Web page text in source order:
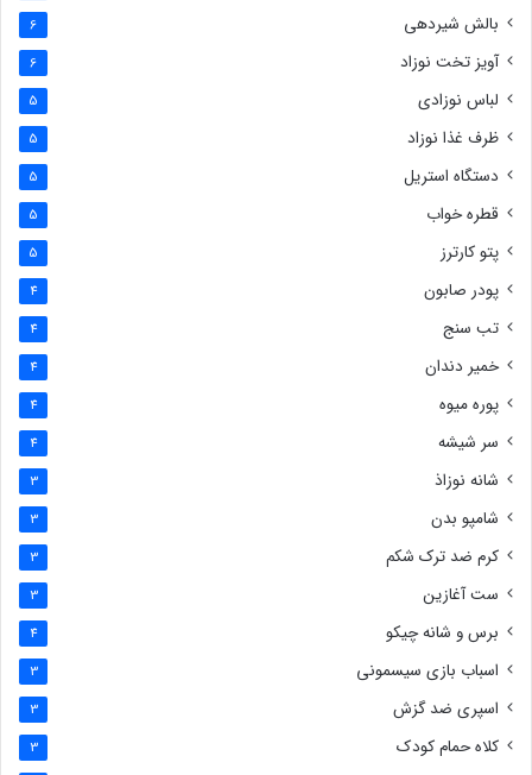
بالش شیردهی 6
آویز تخت نوزاد 6
لباس نوزادی 5
ظرف غذا نوزاد 5
دستگاه استریل 5
قطره خواب 5
پتو کارترز 5
پودر صابون 4
تب سنج 4
خمیر دندان 4
پوره میوه 4
سر شیشه 4
شانه نوزاذ 3
شامپو بدن 3
کرم ضد ترک شکم 3
ست آغازین 3
برس و شانه چیکو 4
اسباب بازی سیسمونی 3
اسپری ضد گزش 3
کلاه حمام کودک 3